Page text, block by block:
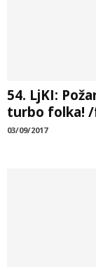
54. LjKI:
turbo folka!
03/09/2017